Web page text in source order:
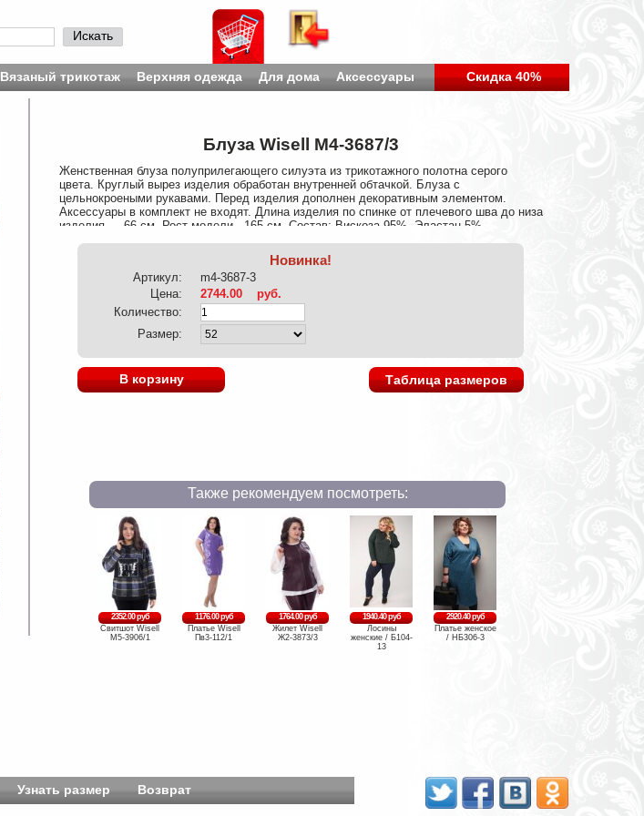
Искать
Вязаный трикотаж Верхняя одежда Для дома Аксессуары Скидка 40%
Блуза Wisell М4-3687/3
Женственная блуза полуприлегающего силуэта из трикотажного полотна серого
цвета. Круглый вырез изделия обработан внутренней обтачкой. Блуза с
цельнокроеными рукавами. Перед изделия дополнен декоративным элементом.
Аксессуары в комплект не входят. Длина изделия по спинке от плечевого шва до низа
изделия — 66 см. Рост модели - 165 см. Состав: Вискоза 95%, Эластан 5%
Новинка!
Артикул:
m4-3687-3
Цена:
2744.00
руб.
Количество:
Размер:
В корзину Таблица размеров
Также рекомендуем посмотреть:
2352.00 руб
Свитшот Wisell
М5-3906/1
1176.00 руб
Платье Wisell
Пв3-112/1
1764.00 руб
Жилет Wisell
Ж2-3873/3
1940.40 руб
Лосины
женские / Б104-
13
2920.40 руб
Платье женское
/ НБ306-3
Узнать размер Возврат